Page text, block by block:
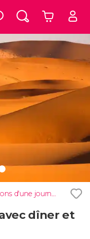
Excursions d'une journée
dîner et